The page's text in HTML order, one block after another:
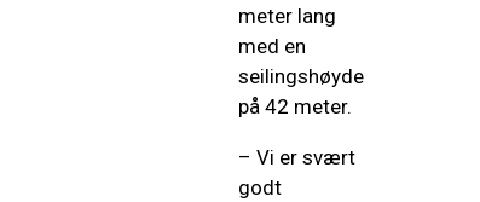
meter lang
med en
seilingshøyde
på 42 meter.
– Vi er svært
godt